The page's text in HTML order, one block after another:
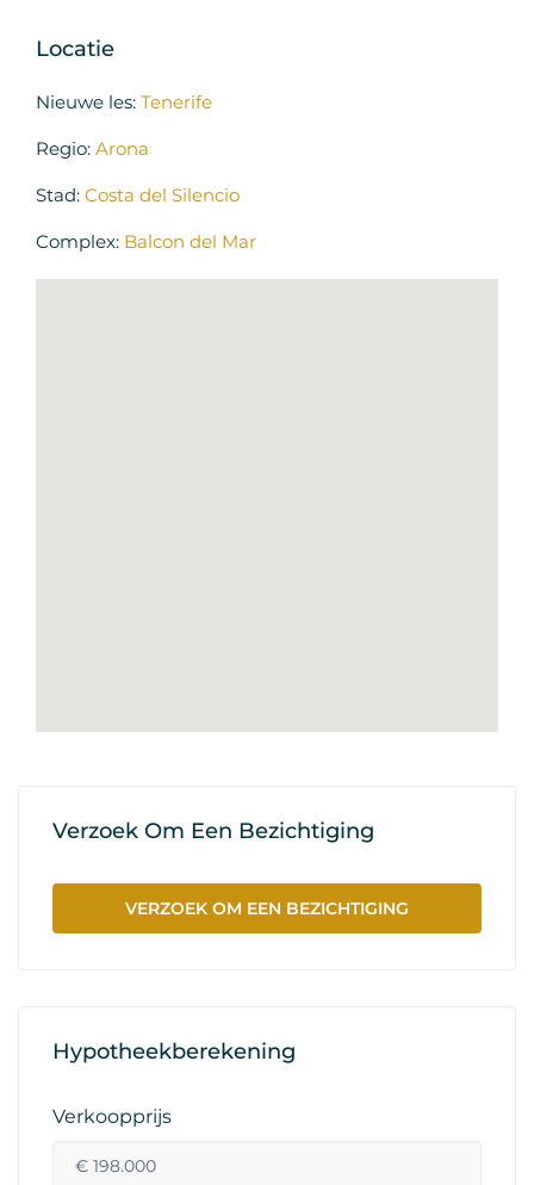
Locatie
Nieuwe les: Tenerife
Regio: Arona
Stad: Costa del Silencio
Complex: Balcon del Mar
Verzoek Om Een Bezichtiging
VERZOEK OM EEN BEZICHTIGING
Hypotheekberekening
Verkoopprijs